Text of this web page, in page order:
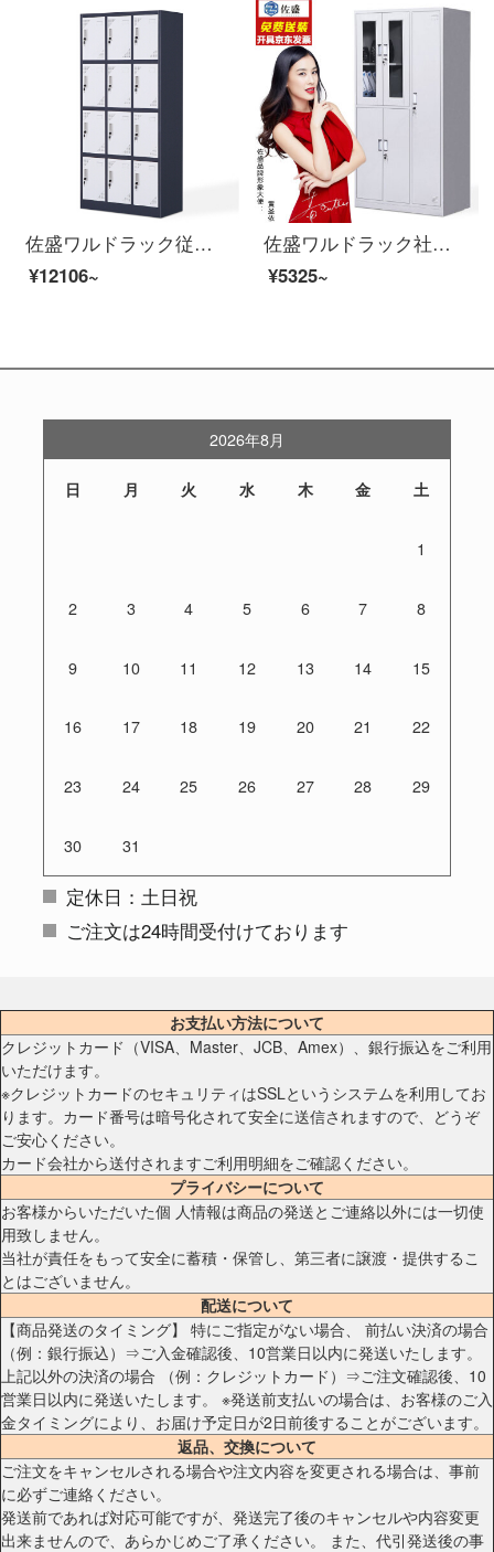
佐盛ワルドラック従業員ロッカーロッカーロッカーロッカーロッカーロッカーロッカーロッカーロッカーカラー12ドア
¥12106~
佐盛ワルドラック社員ロッカーロッカーロッカーロッカーロッカー五ドアワルドラックブブ
¥5325~
2026年8月
日 月 火 水 木 金 土
1
2 3 4 5 6 7 8
9 10 11 12 13 14 15
16 17 18 19 20 21 22
23 24 25 26 27 28 29
30 31
定休日：土日祝
ご注文は24時間受付けております
お支払い方法について
クレジットカード（VISA、Master、JCB、Amex）、銀行振込をご利用
いただけます。
※クレジットカードのセキュリティはSSLというシステムを利用してお
ります。カード番号は暗号化されて安全に送信されますので、どうぞ
ご安心ください。
カード会社から送付されますご利用明細をご確認ください。
プライバシーについて
お客様からいただいた個 人情報は商品の発送とご連絡以外には一切使
用致しません。
当社が責任をもって安全に蓄積・保管し、第三者に譲渡・提供するこ
とはございません。
配送について
【商品発送のタイミング】 特にご指定がない場合、 前払い決済の場合
（例：銀行振込）⇒ご入金確認後、10営業日以内に発送いたします。
上記以外の決済の場合 （例：クレジットカード）⇒ご注文確認後、10
営業日以内に発送いたします。 ※発送前支払いの場合は、お客様のご入
金タイミングにより、お届け予定日が2日前後することがございます。
返品、交換について
ご注文をキャンセルされる場合や注文内容を変更される場合は、事前
に必ずご連絡ください。
発送前であれば対応可能ですが、発送完了後のキャンセルや内容変更
出来ませんので、あらかじめご了承ください。 また、代引発送後の事